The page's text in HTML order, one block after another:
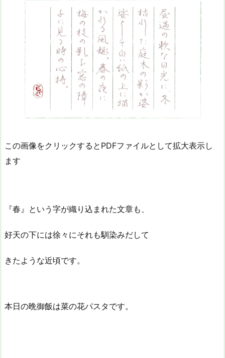
この画像をクリックするとPDFファイルとして拡大表示し
ます
『春』という字が織り込まれた文章も、
好天の下には徐々にそれも馴染みだして
きたような近頃です。
本日の晩御飯は菜の花パスタです。